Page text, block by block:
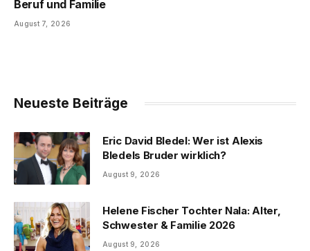
Beruf und Familie
August 7, 2026
Neueste Beiträge
Eric David Bledel: Wer ist Alexis
Bledels Bruder wirklich?
August 9, 2026
Helene Fischer Tochter Nala: Alter,
Schwester & Familie 2026
August 9, 2026